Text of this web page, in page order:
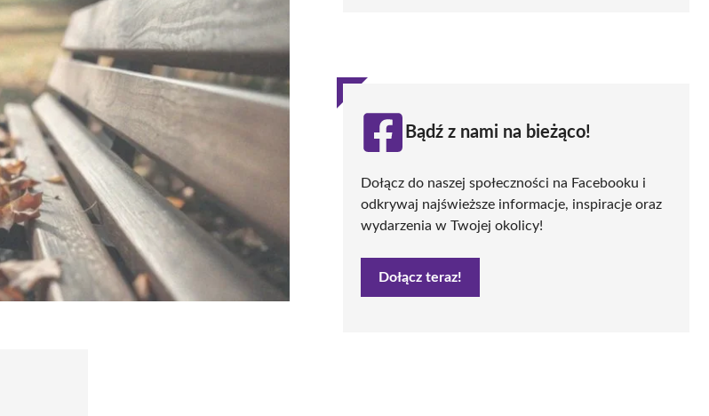
Bądź z nami na bieżąco!
Dołącz do naszej społeczności na Facebooku i
odkrywaj najświeższe informacje, inspiracje oraz
wydarzenia w Twojej okolicy!
Dołącz teraz!